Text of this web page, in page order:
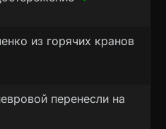
из горячих кранов
перенесли на